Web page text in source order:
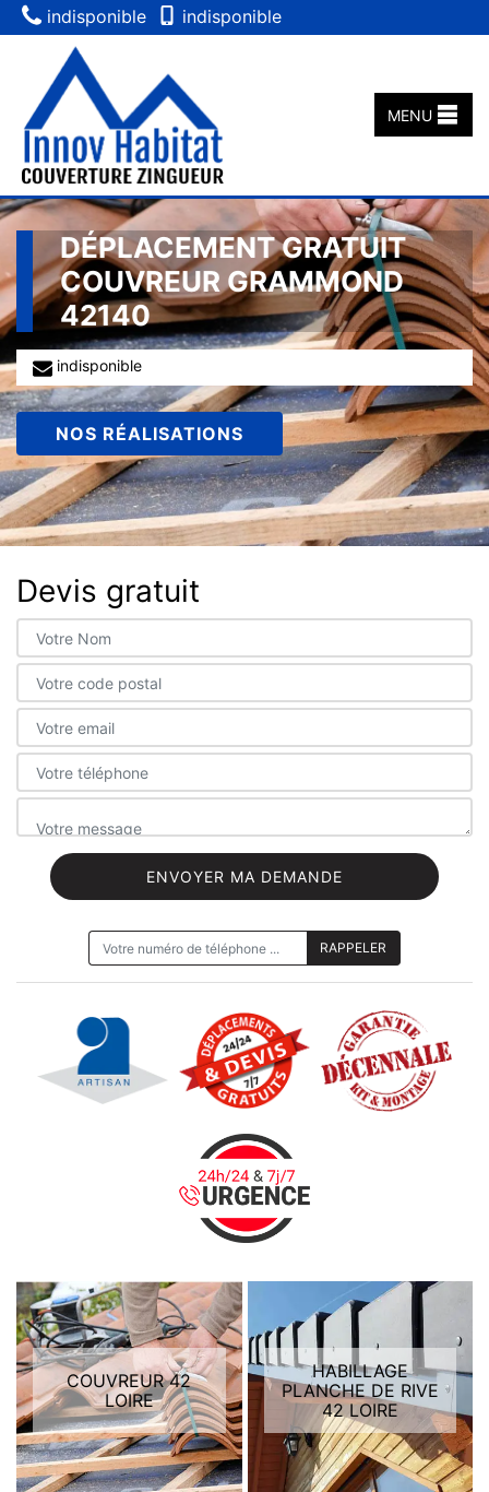
indisponible indisponible
MENU
DÉPLACEMENT GRATUIT
COUVREUR GRAMMOND
42140
indisponible
NOS RÉALISATIONS
Devis gratuit
COUVREUR 42
LOIRE
HABILLAGE
PLANCHE DE RIVE
42 LOIRE